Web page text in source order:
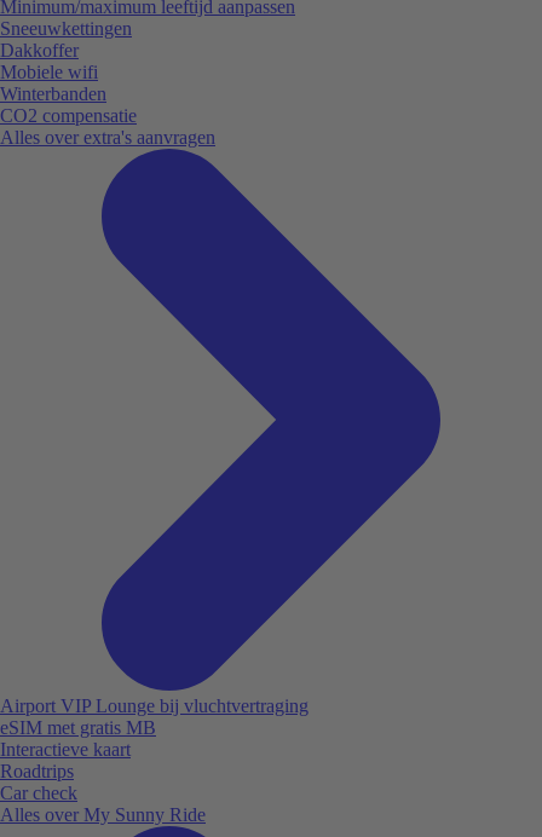
Minimum/maximum leeftijd aanpassen
Sneeuwkettingen
Dakkoffer
Mobiele wifi
Winterbanden
CO2 compensatie
Alles over extra's aanvragen
Airport VIP Lounge bij vluchtvertraging
eSIM met gratis MB
Interactieve kaart
Roadtrips
Car check
Alles over My Sunny Ride